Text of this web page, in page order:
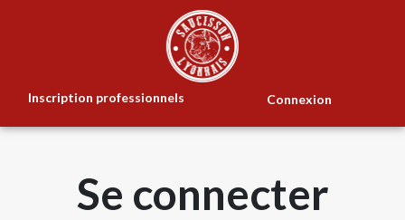
Inscription professionnels Connexion
Se connecter